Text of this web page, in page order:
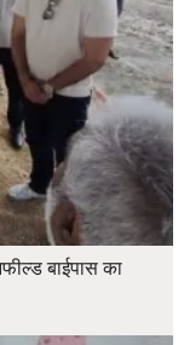
बाईपास का